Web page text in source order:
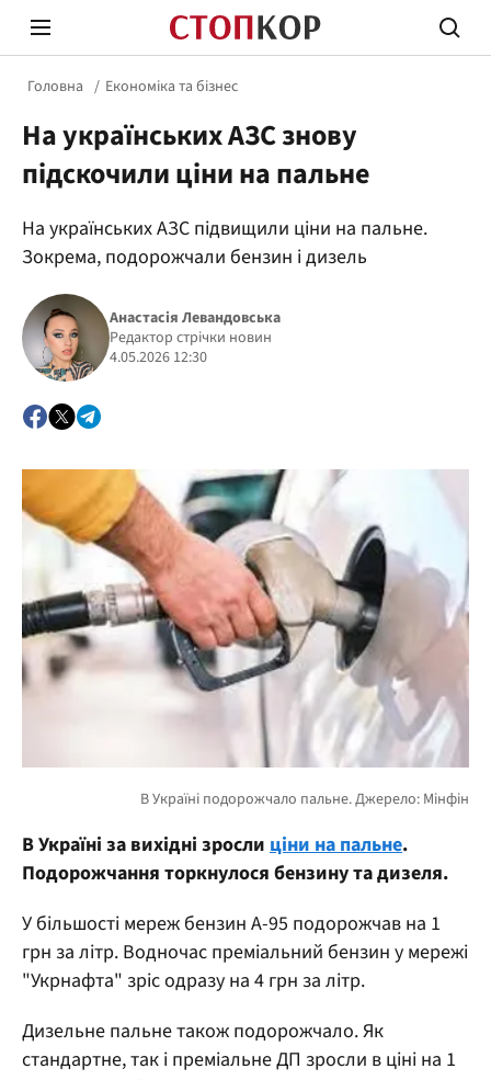
Стоп Політичній Корупції
Політика
Головна Економіка та бізнес
На українських АЗС знову
підскочили ціни на пальне
На українських АЗС підвищили ціни на пальне.
Зокрема, подорожчали бензин і дизель
Анастасія Левандовська
Редактор стрічки новин
4.05.2026 12:30
В Україні за вихідні зросли ціни на пальне.
Подорожчання торкнулося бензину та дизеля.
У більшості мереж бензин А-95 подорожчав на 1
грн за літр. Водночас преміальний бензин у мережі
"Укрнафта" зріс одразу на 4 грн за літр.
Дизельне пальне також подорожчало. Як
стандартне, так і преміальне ДП зросли в ціні на 1